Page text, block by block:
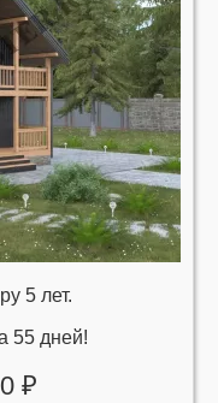
5 лет.
55 дней!
₽